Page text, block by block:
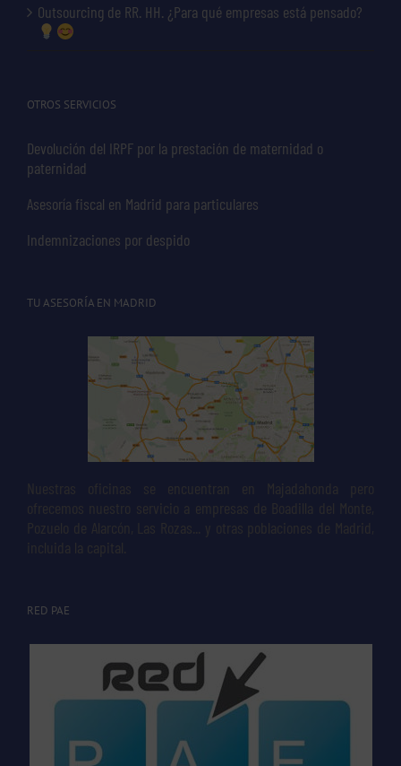
Outsourcing de RR. HH. ¿Para qué empresas está pensado?
OTROS SERVICIOS
Devolución del IRPF por la prestación de maternidad o
paternidad
Asesoría fiscal en Madrid para particulares
Indemnizaciones por despido
TU ASESORÍA EN MADRID
Nuestras oficinas se encuentran en Majadahonda pero
ofrecemos nuestro servicio a empresas de Boadilla del Monte,
Pozuelo de Alarcón, Las Rozas... y otras poblaciones de Madrid,
incluida la capital.
RED PAE